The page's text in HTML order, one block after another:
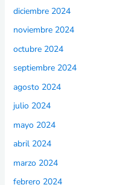
diciembre 2024
noviembre 2024
octubre 2024
septiembre 2024
agosto 2024
julio 2024
mayo 2024
abril 2024
marzo 2024
febrero 2024